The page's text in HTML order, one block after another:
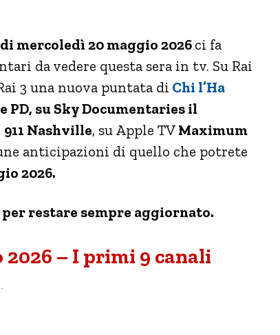
mercoledì 20 maggio 2026 ci fa
da vedere questa sera in tv. Su Rai
3 una nuova puntata di Chi l’Ha
PD, su Sky Documentaries il
911 Nashville, su Apple TV Maximum
anticipazioni di quello che potrete
2026.
per restare sempre aggiornato.
– I primi 9 canali